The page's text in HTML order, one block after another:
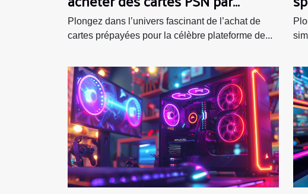
Allopass
Plongez dans l’univers fascinant de l’achat de
cartes prépayées pour la célèbre plateforme de...